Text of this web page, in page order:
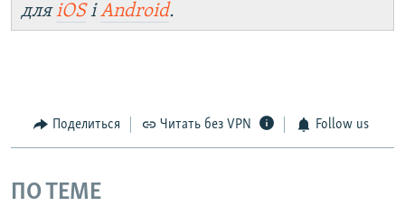
дляiOSіAndroid.
Поделиться Читать без VPN Follow us
ПО ТЕМЕ